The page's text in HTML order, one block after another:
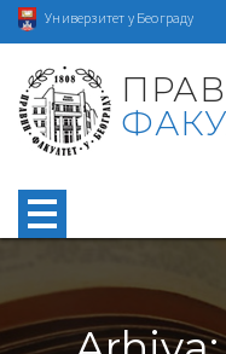
Универзитет у Београду